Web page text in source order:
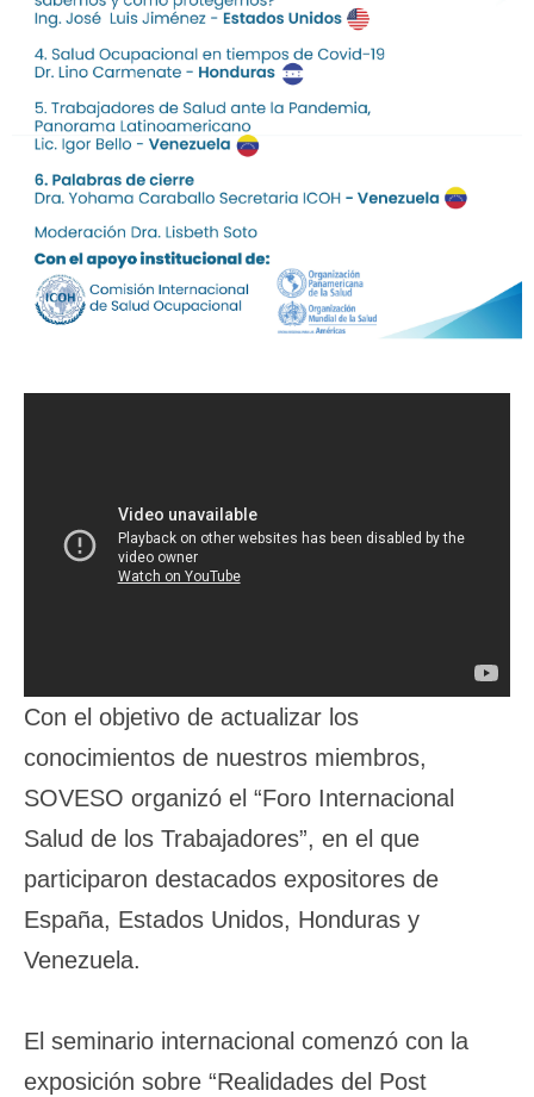
Con el objetivo de actualizar los
conocimientos de nuestros miembros,
SOVESO organizó el “Foro Internacional
Salud de los Trabajadores”, en el que
participaron destacados expositores de
España, Estados Unidos, Honduras y
Venezuela.
El seminario internacional comenzó con la
exposición sobre “Realidades del Post